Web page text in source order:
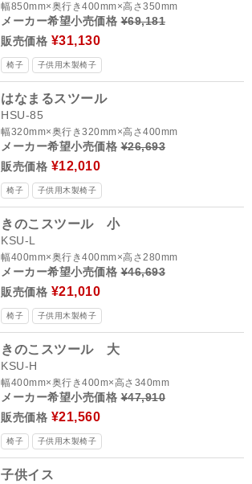
幅850mm×奥行き400mm×高さ350mm
メーカー希望小売価格¥69,181
販売価格 ¥31,130
椅子 子供用木製椅子
はなまるスツール
HSU-85
幅320mm×奥行き320mm×高さ400mm
メーカー希望小売価格¥26,693
販売価格 ¥12,010
椅子 子供用木製椅子
きのこスツール 小
KSU-L
幅400mm×奥行き400mm×高さ280mm
メーカー希望小売価格¥46,693
販売価格 ¥21,010
椅子 子供用木製椅子
きのこスツール 大
KSU-H
幅400mm×奥行き400m×高さ340mm
メーカー希望小売価格¥47,910
販売価格 ¥21,560
椅子 子供用木製椅子
子供イス